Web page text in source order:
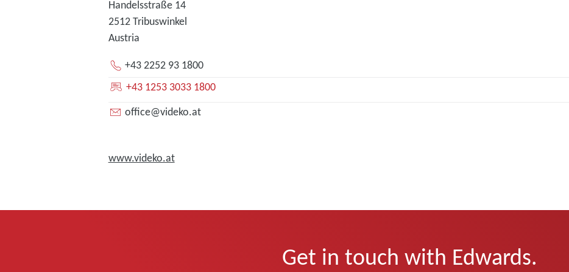
Handelsstraße 14
2512 Tribuswinkel
Austria
+43 2252 93 1800
+43 1253 3033 1800
office@videko.at
www.videko.at
Get in touch with Edwards.